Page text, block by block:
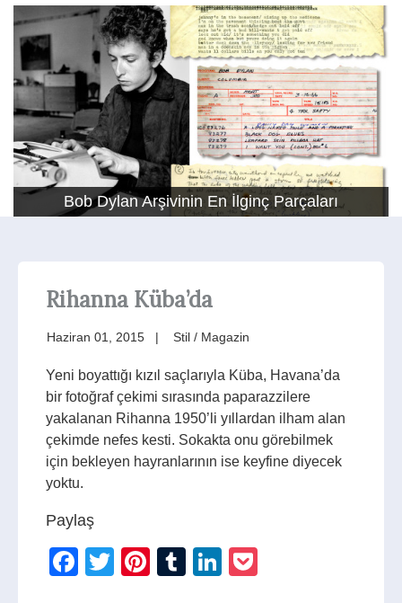
Bob Dylan Arşivinin En İlginç Parçaları
Rihanna Küba’da
Haziran 01, 2015 Stil / Magazin
Yeni boyattığı kızıl saçlarıyla Küba, Havana’da
bir fotoğraf çekimi sırasında paparazzilere
yakalanan Rihanna 1950’li yıllardan ilham alan
çekimde nefes kesti. Sokakta onu görebilmek
için bekleyen hayranlarının ise keyfine diyecek
yoktu.
Paylaş
Facebook
TwitterPinterest
TumblrLinkedIn